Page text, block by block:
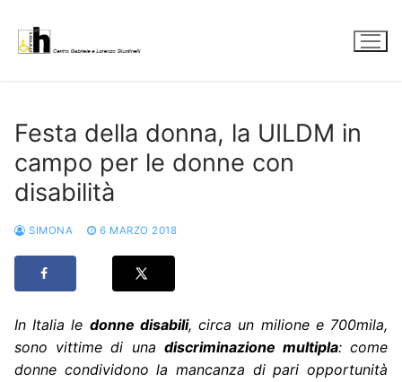
contenuto
Festa della donna, la UILDM in
campo per le donne con
disabilità
SIMONA 6 MARZO 2018
In Italia le donne disabili, circa un milione e 700mila,
sono vittime di una discriminazione multipla: come
donne condividono la mancanza di pari opportunità